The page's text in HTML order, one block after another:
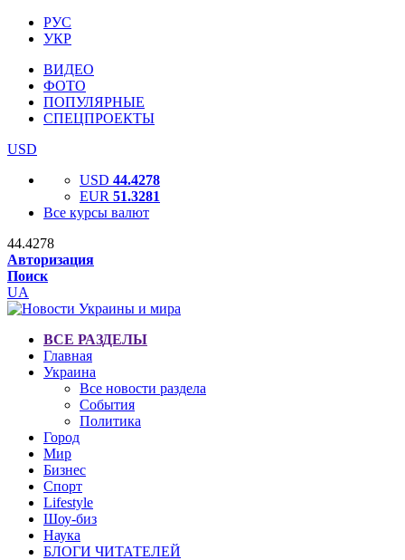
РУС
УКР
ВИДЕО
ФОТО
ПОПУЛЯРНЫЕ
СПЕЦПРОЕКТЫ
USD
USD 44.4278
EUR 51.3281
Все курсы валют
44.4278
Авторизация
Поиск
UA
ВСЕ РАЗДЕЛЫ
Главная
Украина
Все новости раздела
События
Политика
Город
Мир
Бизнес
Спорт
Lifestyle
Шоу-биз
Наука
БЛОГИ ЧИТАТЕЛЕЙ